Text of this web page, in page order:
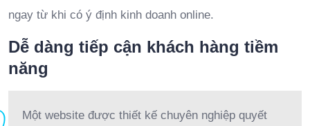
ngay từ khi có ý định kinh doanh online.
Dễ dàng tiếp cận khách hàng tiềm
năng
Một website được thiết kế chuyên nghiệp quyết